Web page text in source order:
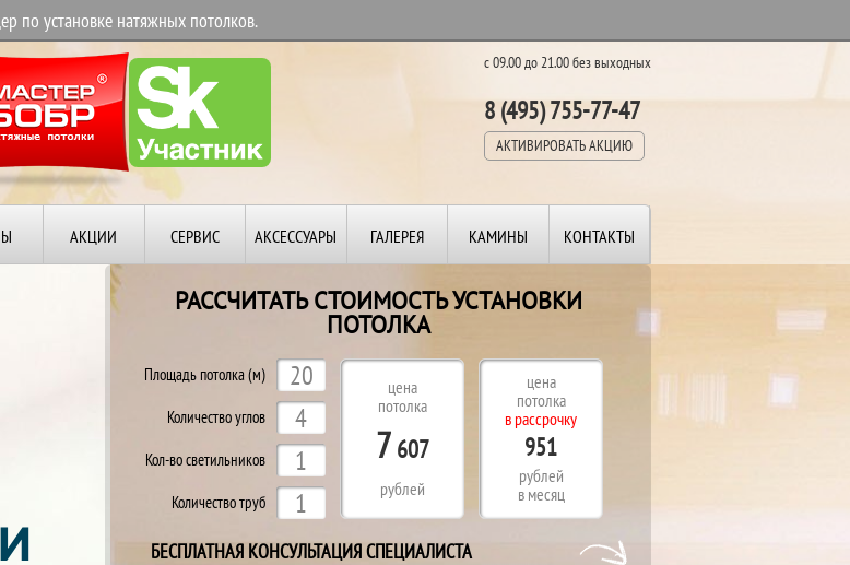
по установке натяжных потолков.
с 09.00 до 21.00 без выходных
8 (495) 755-77-47
АКТИВИРОВАТЬ АКЦИЮ
АКЦИИ СЕРВИС АКСЕССУАРЫ ГАЛЕРЕЯ КАМИНЫ КОНТАКТЫ
РАССЧИТАТЬ СТОИМОСТЬ УСТАНОВКИ
ПОТОЛКА
Площадь потолка (м)
Количество углов
Кол-во светильников
Количество труб
цена
потолка
7 607
рублей
цена
потолка
в рассрочку
951
рублей
в месяц
БЕСПЛАТНАЯ КОНСУЛЬТАЦИЯ СПЕЦИАЛИСТА